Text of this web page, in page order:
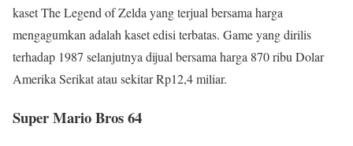
kaset The Legend of Zelda yang terjual bersama harga
mengagumkan adalah kaset edisi terbatas. Game yang dirilis
terhadap 1987 selanjutnya dijual bersama harga 870 ribu Dolar
Amerika Serikat atau sekitar Rp12,4 miliar.
Super Mario Bros 64